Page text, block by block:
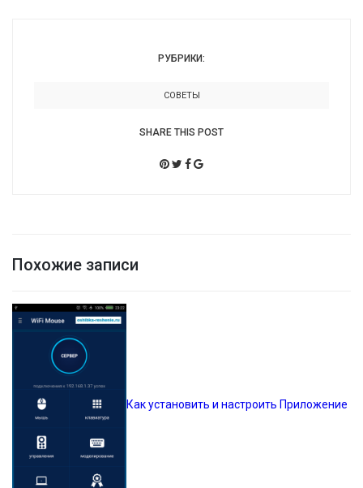
РУБРИКИ:
СОВЕТЫ
SHARE THIS POST
Похожие записи
Как установить и настроить Приложение